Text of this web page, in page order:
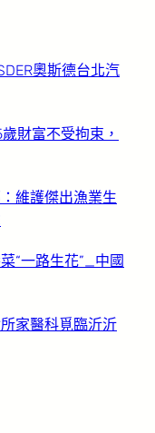
奧斯德台北汽
財富不受拘束，
維護傑出漁業生
“一路生花”_中國
家醫科覓臨沂沂